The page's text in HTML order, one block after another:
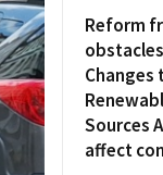
Reform
Changes
Sources
affect